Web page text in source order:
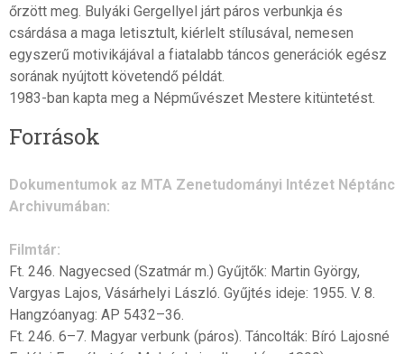
őrzött meg. Bulyáki Gergellyel járt páros verbunkja és
csárdása a maga letisztult, kiérlelt stílusával, nemesen
egyszerű motivikájával a fiatalabb táncos generációk egész
sorának nyújtott követendő példát.
1983-ban kapta meg a Népművészet Mestere kitüntetést.
Források
Dokumentumok az MTA Zenetudományi Intézet Néptánc
Archivumában:
Filmtár:
Ft. 246. Nagyecsed (Szatmár m.) Gyűjtők: Martin György,
Vargyas Lajos, Vásárhelyi László. Gyűjtés ideje: 1955. V. 8.
Hangzóanyag: AP 5432–36.
Ft. 246. 6–7. Magyar verbunk (páros). Táncolták: Bíró Lajosné